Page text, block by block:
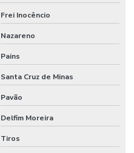
Frei Inocêncio
Nazareno
Pains
Santa Cruz de Minas
Pavão
Delfim Moreira
Tiros